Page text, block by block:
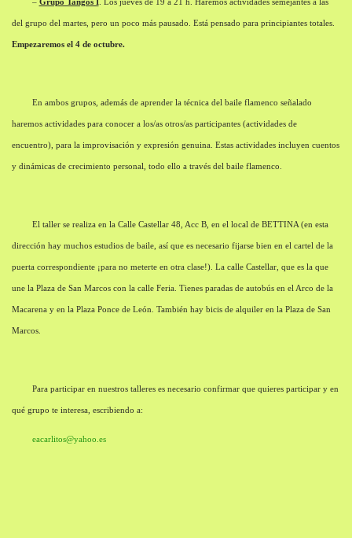
– Grupo Tangos I. Los jueves de 19 a 21 h. Haremos actividades semejantes a las
del grupo del martes, pero un poco más pausado. Está pensado para principiantes totales.
Empezaremos el 4 de octubre.
En ambos grupos, además de aprender la técnica del baile flamenco señalado
haremos actividades para conocer a los/as otros/as participantes (actividades de
encuentro), para la improvisación y expresión genuina. Estas actividades incluyen cuentos
y dinámicas de crecimiento personal, todo ello a través del baile flamenco.
El taller se realiza en la Calle Castellar 48, Acc B, en el local de BETTINA (en esta
dirección hay muchos estudios de baile, así que es necesario fijarse bien en el cartel de la
puerta correspondiente ¡para no meterte en otra clase!). La calle Castellar, que es la que
une la Plaza de San Marcos con la calle Feria. Tienes paradas de autobús en el Arco de la
Macarena y en la Plaza Ponce de León. También hay bicis de alquiler en la Plaza de San
Marcos.
Para participar en nuestros talleres es necesario confirmar que quieres participar y en
qué grupo te interesa, escribiendo a:
eacarlitos@yahoo.es